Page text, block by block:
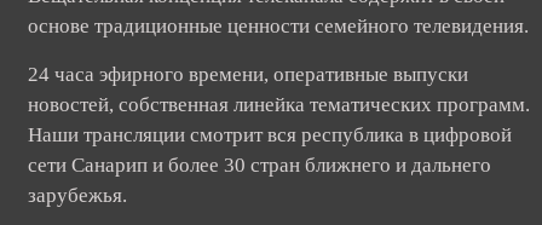
основе традиционные ценности семейного телевидения.
24 часа эфирного времени, оперативные выпуски
новостей, собственная линейка тематических программ.
Наши трансляции смотрит вся республика в цифровой
сети Санарип и более 30 стран ближнего и дальнего
зарубежья.